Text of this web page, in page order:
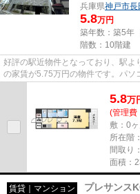
兵庫県神戸市長
5.8万円
築年数：築5年
階数：10階建
好評の駅近物件となっており、駅よ
の家賃が5.75万円の物件です。パソ
5.8万
(管理費
敷：0
所在階
間取り
面積：
賃貸｜マンション プレサンス